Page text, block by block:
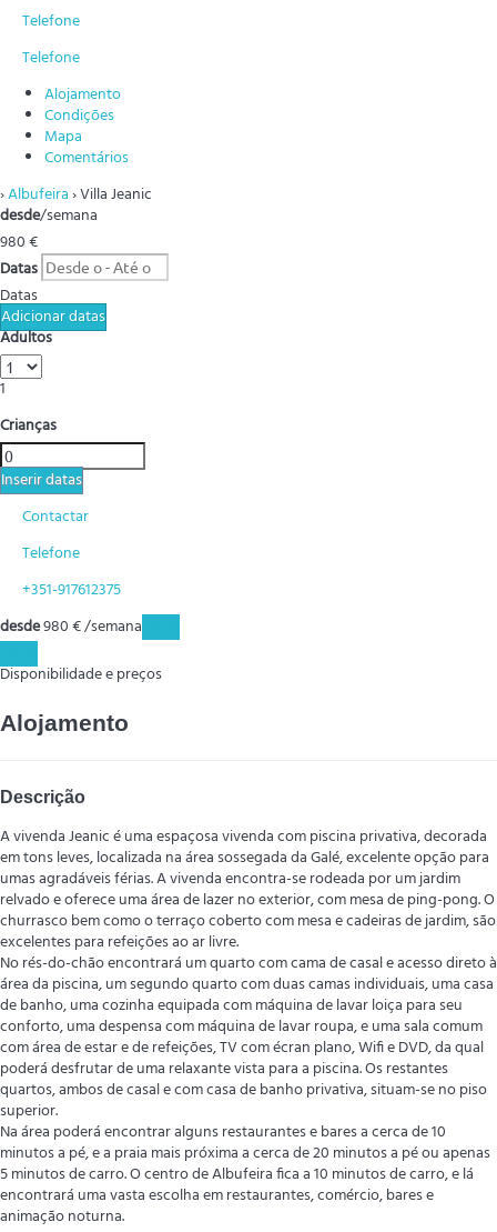
Telefone
Telefone
Alojamento
Condições
Mapa
Comentários
›Albufeira› Villa Jeanic
desde/semana
980€
Datas
Datas
Adicionar datas
Adultos
1
Crianças
Inserir datas
Contactar
Telefone
+351-917612375
desde980€/semana
Disponibilidade e preços
Alojamento
Descrição
A vivenda Jeanic é uma espaçosa vivenda com piscina privativa, decorada
em tons leves, localizada na área sossegada da Galé, excelente opção para
umas agradáveis férias. A vivenda encontra-se rodeada por um jardim
relvado e oferece uma área de lazer no exterior, com mesa de ping-pong. O
churrasco bem como o terraço coberto com mesa e cadeiras de jardim, são
excelentes para refeições ao ar livre.
No rés-do-chão encontrará um quarto com cama de casal e acesso direto à
área da piscina, um segundo quarto com duas camas individuais, uma casa
de banho, uma cozinha equipada com máquina de lavar loiça para seu
conforto, uma despensa com máquina de lavar roupa, e uma sala comum
com área de estar e de refeições, TV com écran plano, Wifi e DVD, da qual
poderá desfrutar de uma relaxante vista para a piscina. Os restantes
quartos, ambos de casal e com casa de banho privativa, situam-se no piso
superior.
Na área poderá encontrar alguns restaurantes e bares a cerca de 10
minutos a pé, e a praia mais próxima a cerca de 20 minutos a pé ou apenas
5 minutos de carro. O centro de Albufeira fica a 10 minutos de carro, e lá
encontrará uma vasta escolha em restaurantes, comércio, bares e
animação noturna.